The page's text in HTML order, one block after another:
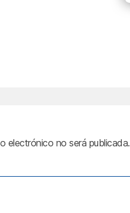
electrónico no será publicada.